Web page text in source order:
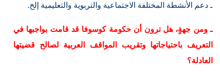
ـ دعم الأنشطة المختلفة الاجتماعية والتربوية والتعليمية إلخ.
ـ ومن جهةٍ، هل ترون أن حكومة كوسوفا قد قامت بواجبها في
التعريف باحتياجاتها وتقريب المواقف العربية لصالح قضيتها
العادلة؟